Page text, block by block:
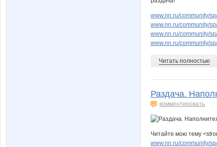
www.nn.ru/community/
www.nn.ru/community/
www.nn.ru/community/
www.nn.ru/community/
Читать полностью
Раздача.
комментировать
Читайте мою тему
www.nn.ru/community/